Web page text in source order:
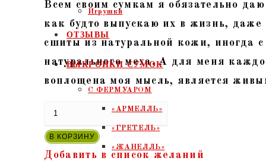
Игрушки
ОТЗЫВЫ
ВЫКРОЙКИ СУМОК
С ФЕРМУАРОМ
«АРМЕЛЛЬ»
«ГРЕТЕЛЬ»
«ЖАНЕЛЛЬ»
Всем своим сумкам я обязательно
как будто выпускаю их в жизнь, даже
сшиты из натуральной кожи, иногда с
натурального меха. А для меня
воплощена моя мысль, является
Количество
товара
"Ярена-01"
В КОРЗИНУ
Добавить в список желаний